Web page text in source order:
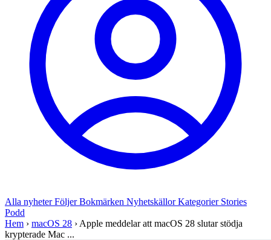
Alla nyheterFöljerBokmärken NyhetskällorKategorier Stories
Podd
Hem › macOS 28 › Apple meddelar att macOS 28 slutar stödja
krypterade Mac ...